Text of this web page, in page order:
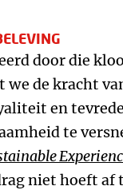
door die
we de kracht
en
te
niet hoeft